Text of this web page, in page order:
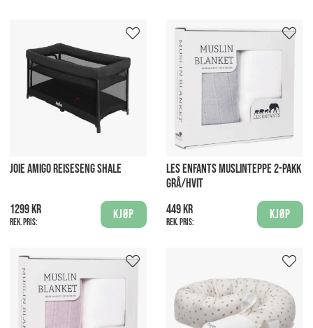
JOIE AMIGO REISESENG SHALE
1299 kr
Rek. pris:
Kjøp
LES ENFANTS MUSLINTEPPE 2-PAKK
GRÅ/HVIT
449 kr
Rek. pris:
Kjøp